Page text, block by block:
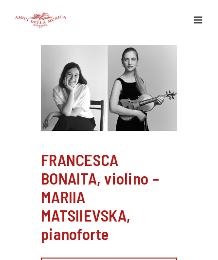
FRANCESCA
BONAITA, violino –
MARIIA
MATSIIEVSKA,
pianoforte